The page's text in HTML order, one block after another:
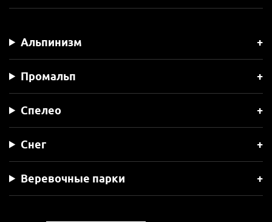
Альпинизм
Промальп
Спелео
Снег
Веревочные парки